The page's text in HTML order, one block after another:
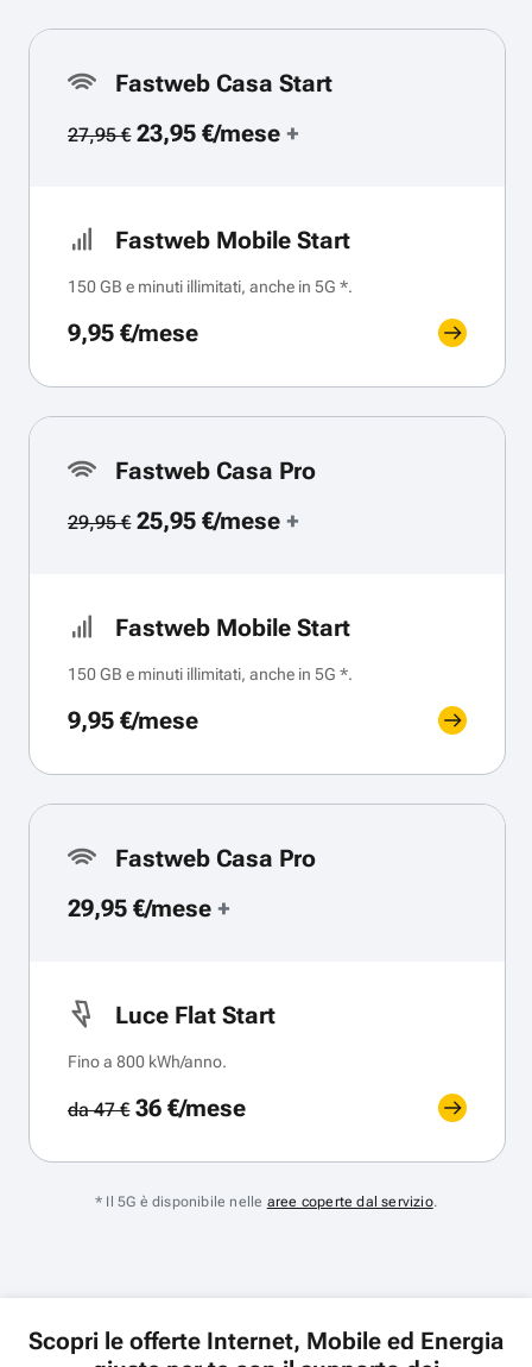
Fastweb Casa Start
27,95 €23,95 €/mese+
Fastweb Mobile Start
150 GB e minuti illimitati, anche in 5G *.
9,95 €/mese
Fastweb Casa Pro
29,95 €25,95 €/mese+
Fastweb Mobile Start
150 GB e minuti illimitati, anche in 5G *.
9,95 €/mese
Fastweb Casa Pro
29,95 €/mese +
Luce Flat Start
Fino a 800 kWh/anno.
da 47 €36 €/mese
* Il 5G è disponibile nelle aree coperte dal servizio.
Scopri le offerte Internet, Mobile ed Energia